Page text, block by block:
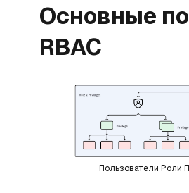
Основные
RBAC
Пользователи Роли